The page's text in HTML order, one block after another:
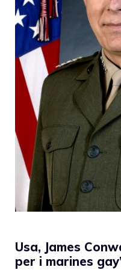
Usa, James
per i marines